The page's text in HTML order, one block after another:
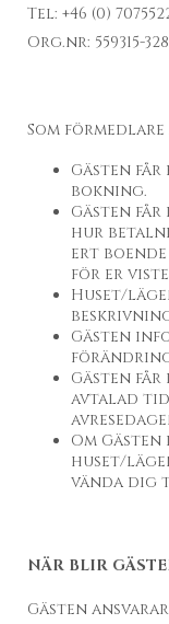
Tel: +46 (0)
Org.nr: 559315-
Som
Gästen
bokning.
Gästen
hur
ert
för er
Huset/
Gästen
Gästen
avtalad
Om
huset/
vända dig
NÄR BLIR
Gästen